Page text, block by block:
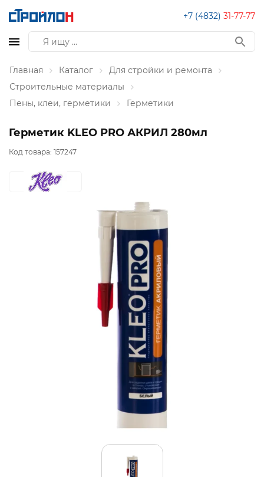
+7 (4832) 31-77-77
Главная Каталог
Для стройки и ремонта
Строительные материалы
Пены, клеи, герметики
Герметики
Герметик KLEO PRO АКРИЛ 280мл
Код товара: 157247